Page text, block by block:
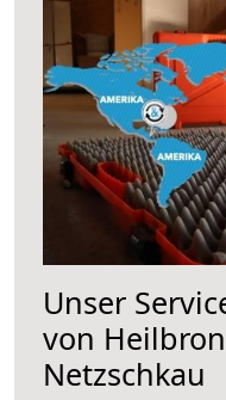
Unser
von
Netzschkau